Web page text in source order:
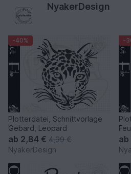
NyakerDesign
-40%
Plotterdatei, Schnittvorlage
Gebard, Leopard
ab 2,84 € 4,99 €
NyakerDesign
-
ab